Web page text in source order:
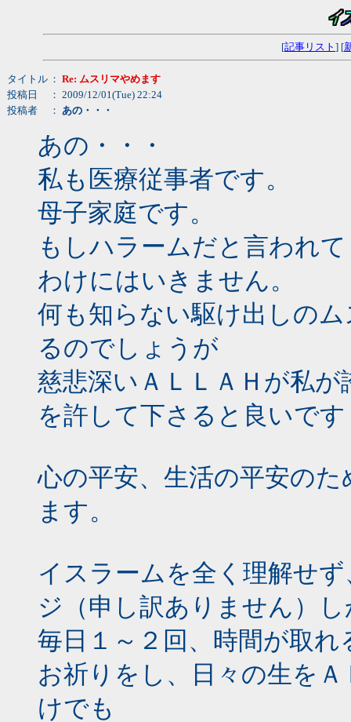
[記事リスト ] [
タイトル ： Re: ムスリマやめます
投稿日
： 2009/12/01(Tue) 22:24
投稿者
： あの・・・
あの・・・
私も医療従事者です。
母子家庭です。
もしハラームだと言われ
わけにはいきません。
何も知らない駆け出しの
るのでしょうが
慈悲深いＡＬＬＡＨが私
を許して下さると良いで
心の平安、生活の平安の
ます。
イスラームを全く理解せ
ジ（申し訳ありません）
毎日１～２回、時間が取
お祈りをし、日々の生を
けでも